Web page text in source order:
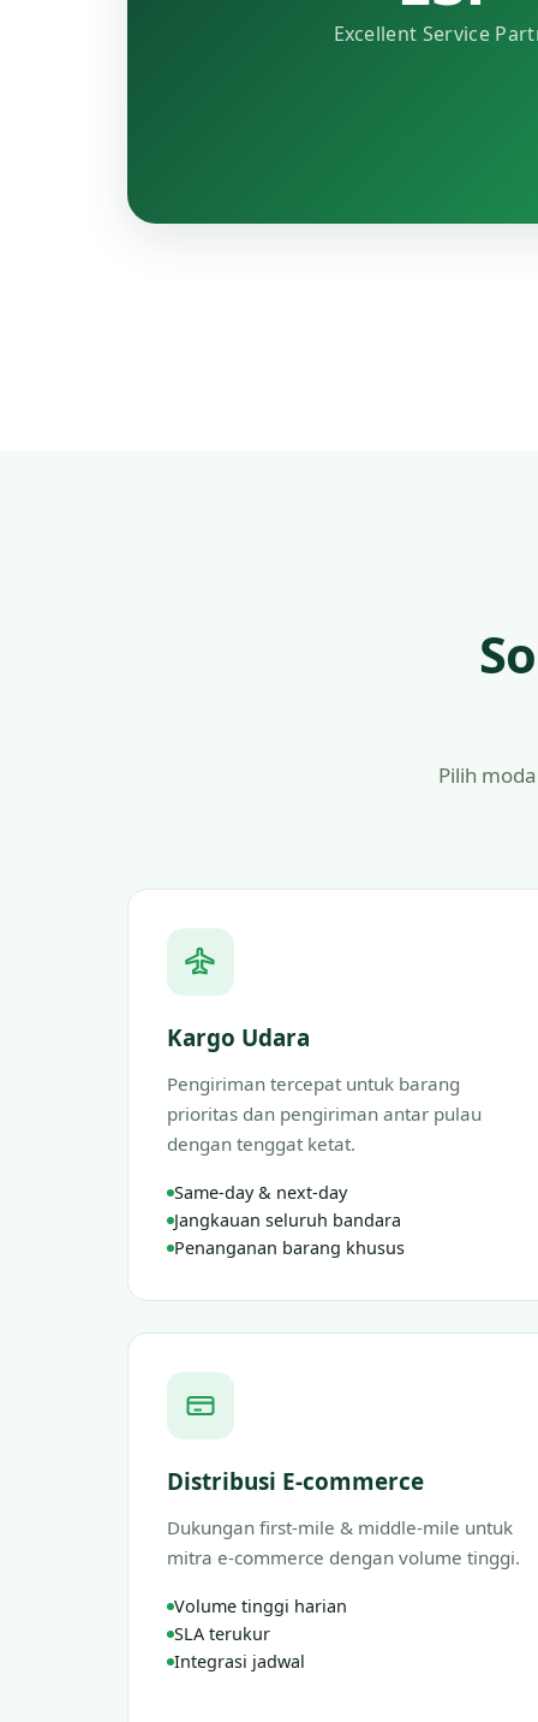
Excellent Service
Pilih
Kargo Udara
Pengiriman tercepat untuk barang
prioritas dan pengiriman antar pulau
dengan tenggat ketat.
Same-day & next-day
Jangkauan seluruh bandara
Penanganan barang khusus
Distribusi E-commerce
Dukungan first-mile & middle-mile untuk
mitra e-commerce dengan volume tinggi.
Volume tinggi harian
SLA terukur
Integrasi jadwal